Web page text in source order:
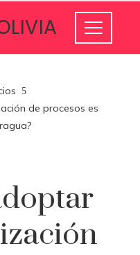
de procesos es